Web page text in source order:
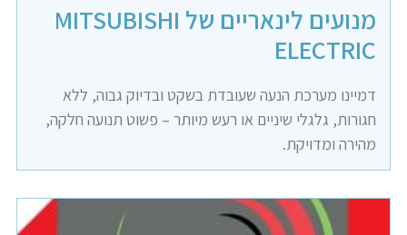
מנועים לינאריים של MITSUBISHI
ELECTRIC
דמיינו מערכת הנעה שעובדת בשקט ובדיוק גבוה, ללא
חגורות, גלגלי שיניים או רעש מיותר – פשוט תנועה חלקה,
מהירה ומדויקת.